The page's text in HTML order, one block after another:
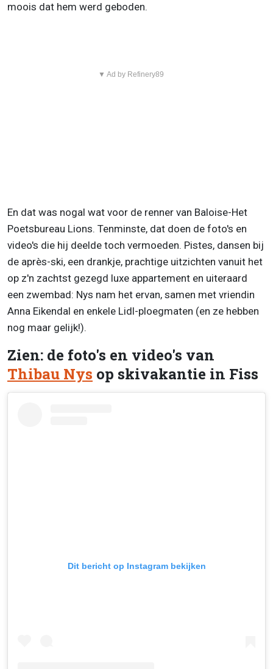
moois dat hem werd geboden.
▼ Ad by Refinery89
En dat was nogal wat voor de renner van Baloise-Het
Poetsbureau Lions. Tenminste, dat doen de foto's en
video's die hij deelde toch vermoeden. Pistes, dansen bij
de après-ski, een drankje, prachtige uitzichten vanuit het
op z'n zachtst gezegd luxe appartement en uiteraard
een zwembad: Nys nam het ervan, samen met vriendin
Anna Eikendal en enkele Lidl-ploegmaten (en ze hebben
nog maar gelijk!).
Zien: de foto's en video's van
Thibau Nys op skivakantie in Fiss
Dit bericht op Instagram bekijken